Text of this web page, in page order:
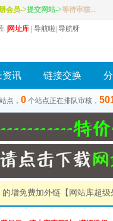
会员->提交网站->等待审核...
网址库 导航啦 导航呀
资讯 链接交换
点， 0 个站点正在排队审核，
的增免费加外链 【网站库超